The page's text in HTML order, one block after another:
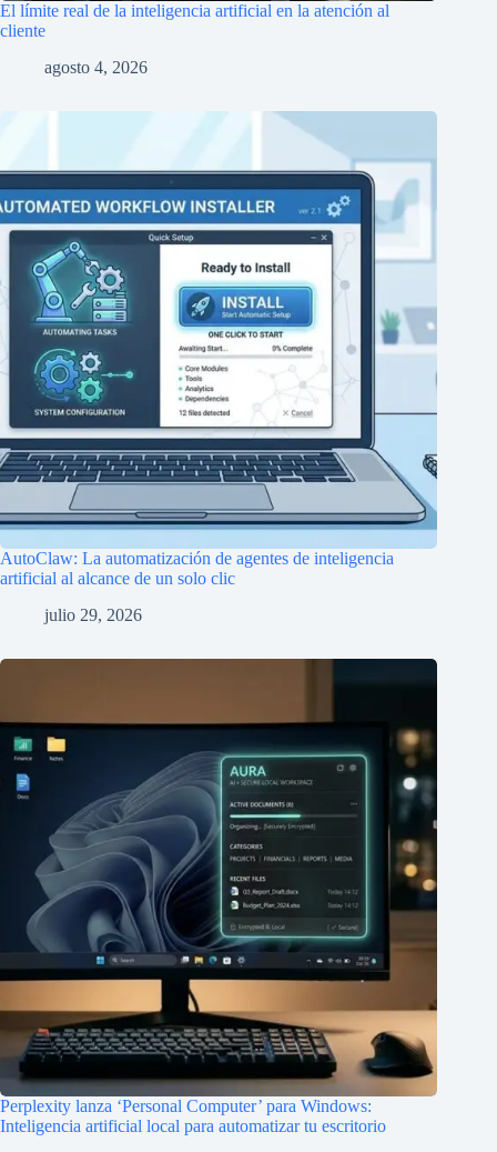
El límite real de la inteligencia artificial en la atención al
cliente
agosto 4, 2026
AutoClaw: La automatización de agentes de inteligencia
artificial al alcance de un solo clic
julio 29, 2026
Perplexity lanza ‘Personal Computer’ para Windows:
Inteligencia artificial local para automatizar tu escritorio